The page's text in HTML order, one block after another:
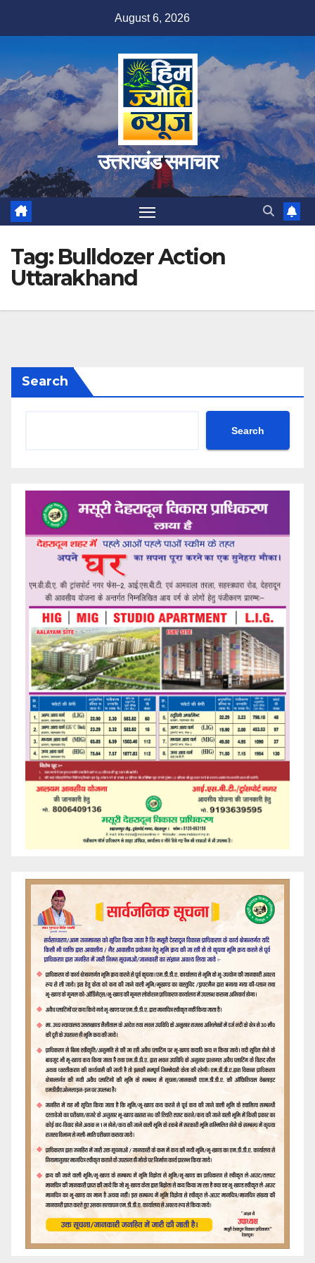
August 6, 2026
उत्तराखंड समाचार
Tag: Bulldozer Action
Uttarakhand
Search
Search